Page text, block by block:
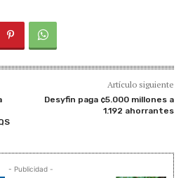
Artículo siguiente
Desyfin paga ¢5.000 millones a
1.192 ahorrantes
- Publicidad -